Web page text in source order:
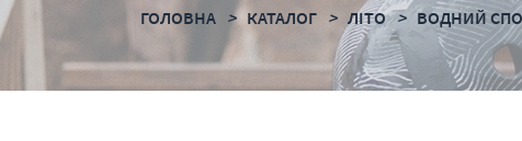
ГОЛОВНА КАТАЛОГ ЛІТО ВОДНИЙ